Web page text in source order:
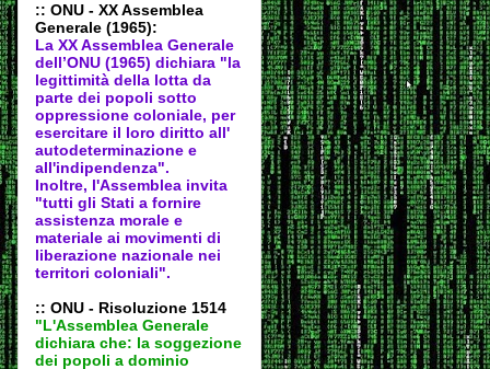
:: ONU - XX Assemblea
Generale (1965):
La XX Assemblea Generale
dell’ONU (1965) dichiara "la
legittimità della lotta da
parte dei popoli sotto
oppressione coloniale, per
esercitare il loro diritto all'
autodeterminazione e
all'indipendenza".
Inoltre, l'Assemblea invita
"tutti gli Stati a fornire
assistenza morale e
materiale ai movimenti di
liberazione nazionale nei
territori coloniali".
:: ONU - Risoluzione 1514
"L'Assemblea Generale
dichiara che: la soggezione
dei popoli a dominio